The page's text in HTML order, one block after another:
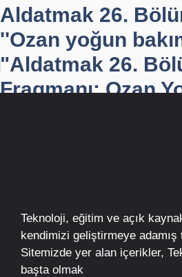
Aldatmak 26.
''Ozan yoğun
"Aldatmak 26.
Fragmanı: Ozan
Teknoloji, eğitim ve açık
kendimizi geliştirmeye
Sitemizde yer alan içerikler,
başta olmak